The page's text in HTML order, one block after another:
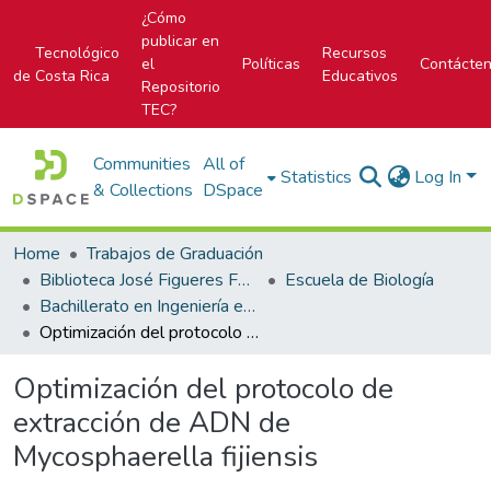
Tecnológico
de Costa Rica
¿Cómo
publicar en
el
Repositorio
TEC?
Políticas
Recursos
Educativos
Communities
& Collections
All of
DSpace
Statistics Log In
Home
Trabajos de Graduación
Biblioteca José Figueres Ferrer
Escuela de Biología
Bachillerato en Ingeniería en Biotecnología
Optimización del protocolo de extracción de ADN de Mycosphaerella fijiensis
Optimización del protocolo de
extracción de ADN de
Mycosphaerella fijiensis